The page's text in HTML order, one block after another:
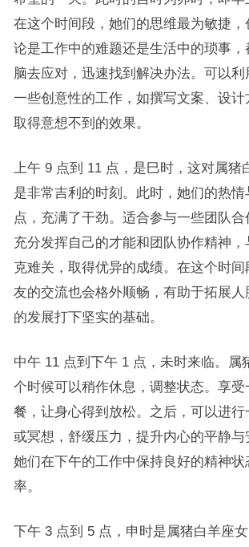
在这个时间段，她们的思维最为敏捷
论是工作中的难题还是生活中的琐事
脑去应对，迅速找到解决办法。可以
一些创意性的工作，如撰写文案、设
取得意想不到的效果。
上午 9 点到 11 点，是巳时，这对属猪
是非常吉利的时刻。此时，她们的热
点，充满了干劲。适合参与一些团队
充分发挥自己的才能和团队协作精神
克难关，取得优异的成绩。在这个时间
友的交流也会格外顺畅，有助于拓展
的发展打下坚实的基础。
中午 11 点到下午 1 点，未时来临。属
个时候可以稍作休息，调整状态。享受
餐，让身心得到放松。之后，可以进行
或冥想，舒缓压力，提升内心的平静
她们在下午的工作中保持良好的精神状
率。
下午 3 点到 5 点，申时是属猪白羊座